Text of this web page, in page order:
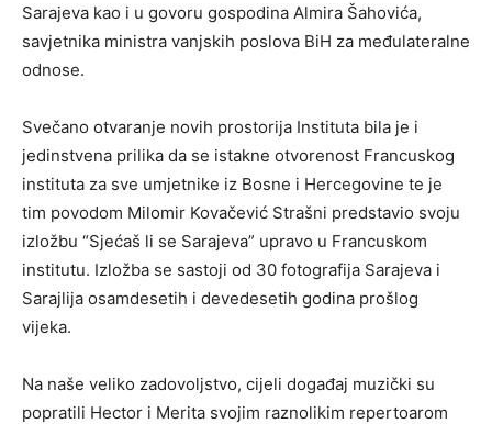
Sarajeva kao i u govoru gospodina Almira Šahovića,
savjetnika ministra vanjskih poslova BiH za međulateralne
odnose.
Svečano otvaranje novih prostorija Instituta bila je i
jedinstvena prilika da se istakne otvorenost Francuskog
instituta za sve umjetnike iz Bosne i Hercegovine te je
tim povodom Milomir Kovačević Strašni predstavio svoju
izložbu “Sjećaš li se Sarajeva” upravo u Francuskom
institutu. Izložba se sastoji od 30 fotografija Sarajeva i
Sarajlija osamdesetih i devedesetih godina prošlog
vijeka.
Na naše veliko zadovoljstvo, cijeli događaj muzički su
popratili Hector i Merita svojim raznolikim repertoarom